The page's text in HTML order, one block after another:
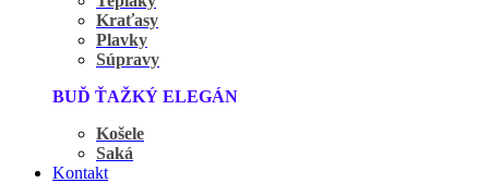
Kraťasy
Plavky
Súpravy
BUĎ ŤAŽKÝ ELEGÁN
Košele
Saká
Kontakt